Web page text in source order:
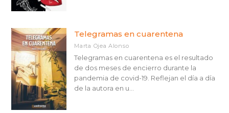
Telegramas en cuarentena
Marta Ojea Alonso
Telegramas en cuarentena es el resultado
de dos meses de encierro durante la
pandemia de covid-19. Reflejan el día a día
de la autora en u...